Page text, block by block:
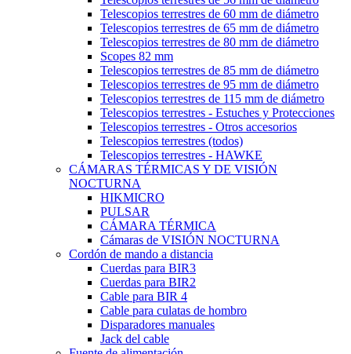
Telescopios terrestres de 60 mm de diámetro
Telescopios terrestres de 65 mm de diámetro
Telescopios terrestres de 80 mm de diámetro
Scopes 82 mm
Telescopios terrestres de 85 mm de diámetro
Telescopios terrestres de 95 mm de diámetro
Telescopios terrestres de 115 mm de diámetro
Telescopios terrestres - Estuches y Protecciones
Telescopios terrestres - Otros accesorios
Telescopios terrestres (todos)
Telescopios terrestres - HAWKE
CÁMARAS TÉRMICAS Y DE VISIÓN
NOCTURNA
HIKMICRO
PULSAR
CÁMARA TÉRMICA
Cámaras de VISIÓN NOCTURNA
Cordón de mando a distancia
Cuerdas para BIR3
Cuerdas para BIR2
Cable para BIR 4
Cable para culatas de hombro
Disparadores manuales
Jack del cable